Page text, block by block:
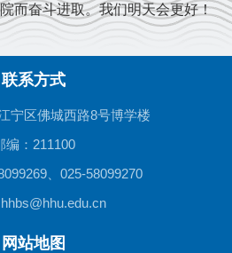
而奋斗进取。我们明天会更好！
联系方式
宁区佛城西路8号博学楼
编：211100
、025-58099270
网站地图